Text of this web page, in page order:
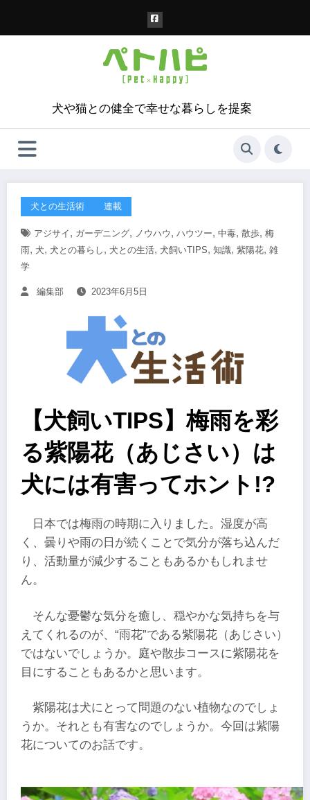
犬や猫との健全で幸せな暮らしを提案
犬との生活術 連載
アジサイ , ガーデニング, ノウハウ , ハウツー, 中毒, 散歩, 梅
雨, 犬, 犬との暮らし , 犬との生活, 犬飼いTIPS, 知識, 紫陽花, 雑
学
編集部 2023年6月5日
【犬飼いTIPS】梅雨を彩
る紫陽花（あじさい）は
犬には有害ってホント!?
日本では梅雨の時期に入りました。湿度が高
く、曇りや雨の日が続くことで気分が落ち込んだ
り、活動量が減少することもあるかもしれませ
ん。
そんな憂鬱な気分を癒し、穏やかな気持ちを与
えてくれるのが、“雨花”である紫陽花（あじさい）
ではないでしょうか。庭や散歩コースに紫陽花を
目にすることもあるかと思います。
紫陽花は犬にとって問題のない植物なのでしょ
うか。それとも有害なのでしょうか。今回は紫陽
花についてのお話です。